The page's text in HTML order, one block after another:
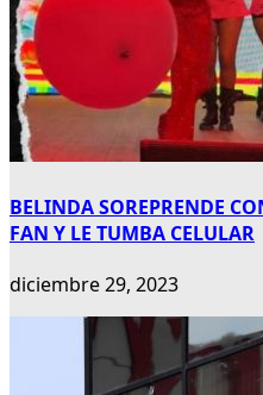
BELINDA SOREPRENDE
FAN Y LE TUMBA CELULAR
diciembre 29, 2023